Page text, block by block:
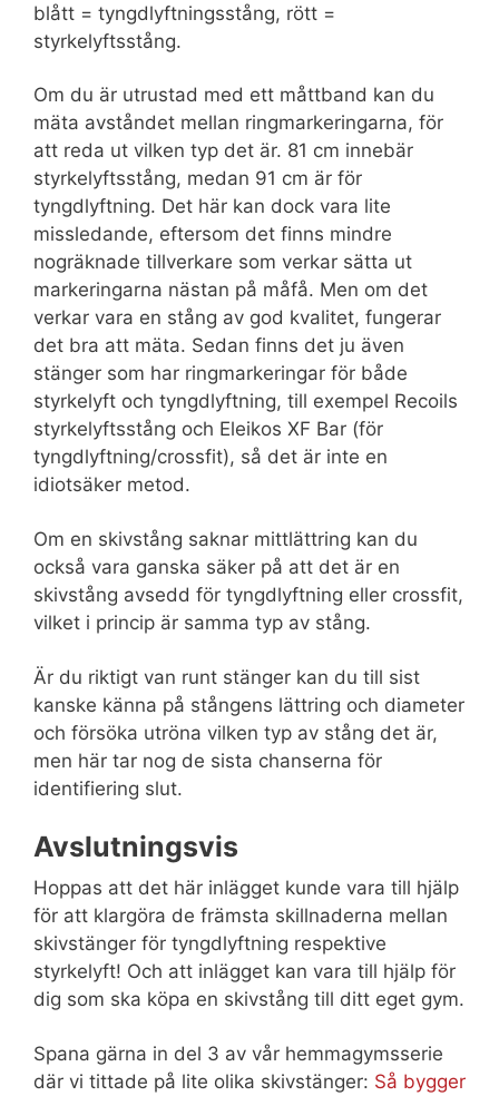
blått = tyngdlyftningsstång, rött =
styrkelyftsstång.
Om du är utrustad med ett måttband kan du
mäta avståndet mellan ringmarkeringarna, för
att reda ut vilken typ det är. 81 cm innebär
styrkelyftsstång, medan 91 cm är för
tyngdlyftning. Det här kan dock vara lite
missledande, eftersom det finns mindre
nogräknade tillverkare som verkar sätta ut
markeringarna nästan på måfå. Men om det
verkar vara en stång av god kvalitet, fungerar
det bra att mäta. Sedan finns det ju även
stänger som har ringmarkeringar för både
styrkelyft och tyngdlyftning, till exempel Recoils
styrkelyftsstång och Eleikos XF Bar (för
tyngdlyftning/crossfit), så det är inte en
idiotsäker metod.
Om en skivstång saknar mittlättring kan du
också vara ganska säker på att det är en
skivstång avsedd för tyngdlyftning eller crossfit,
vilket i princip är samma typ av stång.
Är du riktigt van runt stänger kan du till sist
kanske känna på stångens lättring och diameter
och försöka utröna vilken typ av stång det är,
men här tar nog de sista chanserna för
identifiering slut.
Avslutningsvis
Hoppas att det här inlägget kunde vara till hjälp
för att klargöra de främsta skillnaderna mellan
skivstänger för tyngdlyftning respektive
styrkelyft! Och att inlägget kan vara till hjälp för
dig som ska köpa en skivstång till ditt eget gym.
Spana gärna in del 3 av vår hemmagymsserie
där vi tittade på lite olika skivstänger: Så bygger